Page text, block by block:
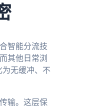
智能分流技
其他日常浏
无缓冲、不
输。这层保